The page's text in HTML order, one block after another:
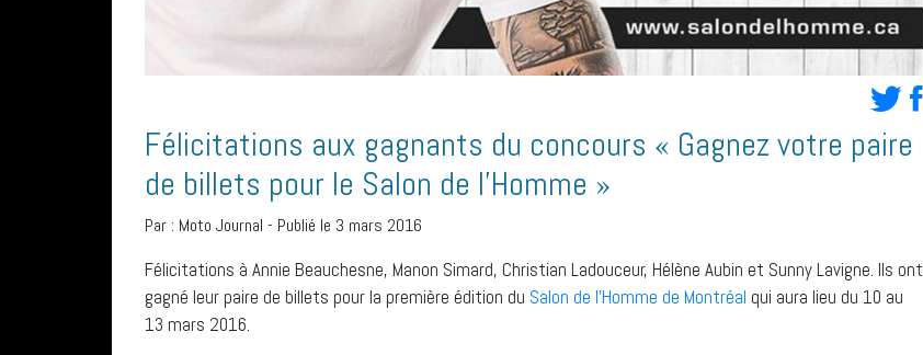
Félicitations aux gagnants du concours « Gagnez votre paire
de billets pour le Salon de l’Homme »
Par : Moto Journal - Publié le 3 mars 2016
Félicitations à Annie Beauchesne, Manon Simard, Christian Ladouceur, Hélène Aubin et Sunny Lavigne. Ils ont
gagné leur paire de billets pour la première édition du Salon de l’Homme de Montréal qui aura lieu du 10 au
13 mars 2016.